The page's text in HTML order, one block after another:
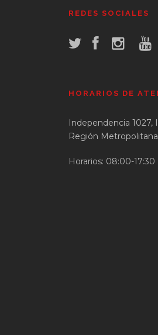
REDES SOCIALES
HORARIOS DE
Independencia 1027,
Región Metropolitana
Horarios: 08:00-17:30